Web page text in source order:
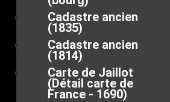
Cadastre ancien
(1835)
Cadastre ancien
(1814)
Carte de Jaillot
(Détail carte de
France - 1690)